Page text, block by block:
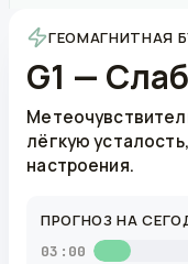
ГЕОМАГНИТНАЯ
G1 —
лёгкую
настроения.
ПРОГНОЗ НА
03:00